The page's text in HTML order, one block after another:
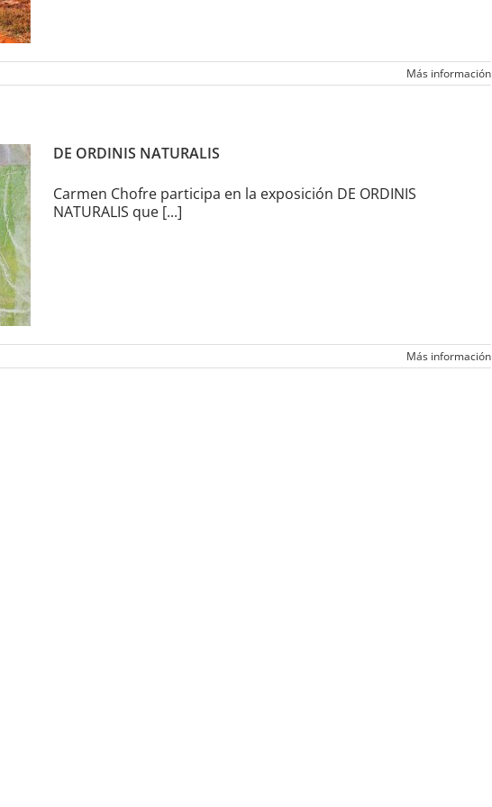
Más información
DE ORDINIS NATURALIS
Carmen Chofre participa en la exposición DE ORDINIS
NATURALIS que [...]
Más información